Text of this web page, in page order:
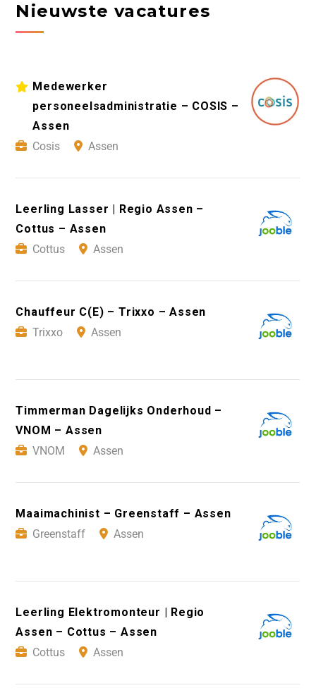
Nieuwste vacatures
Medewerker
personeelsadministratie – COSIS –
Assen
Cosis
Assen
Leerling Lasser | Regio Assen –
Cottus – Assen
Cottus
Assen
Chauffeur C(E) – Trixxo – Assen
Trixxo
Assen
Timmerman Dagelijks Onderhoud –
VNOM – Assen
VNOM
Assen
Maaimachinist – Greenstaff – Assen
Greenstaff
Assen
Leerling Elektromonteur | Regio
Assen – Cottus – Assen
Cottus
Assen